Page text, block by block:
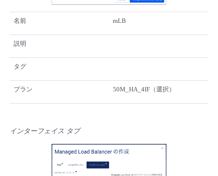
名前 mLB
説明
タグ
プラン 50M_HA_4IF（選択）
インターフェイス タブ